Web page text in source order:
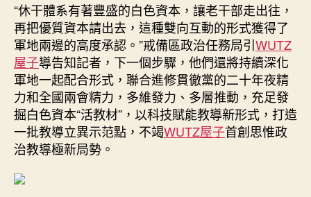
“休干體系有著豐盛的白色資本，讓老干部走出往，
再把優質資本請出去，這種雙向互動的形式獲得了
軍地兩邊的高度承認。”戒備區政治任務局引WUTZ
屋子導告知記者，下一個步驟，他們還將持續深化
軍地一起配合形式，聯合進修貫徹黨的二十年夜精
力和全國兩會精力，多維發力、多層推動，充足發
掘白色資本“活教材”，以科技賦能教導新形式，打造
一批教導立異示范點，不竭WUTZ屋子首創思惟政
治教導極新局勢。